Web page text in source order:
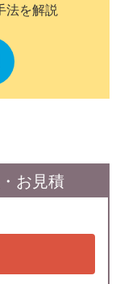
法を解説
お見積